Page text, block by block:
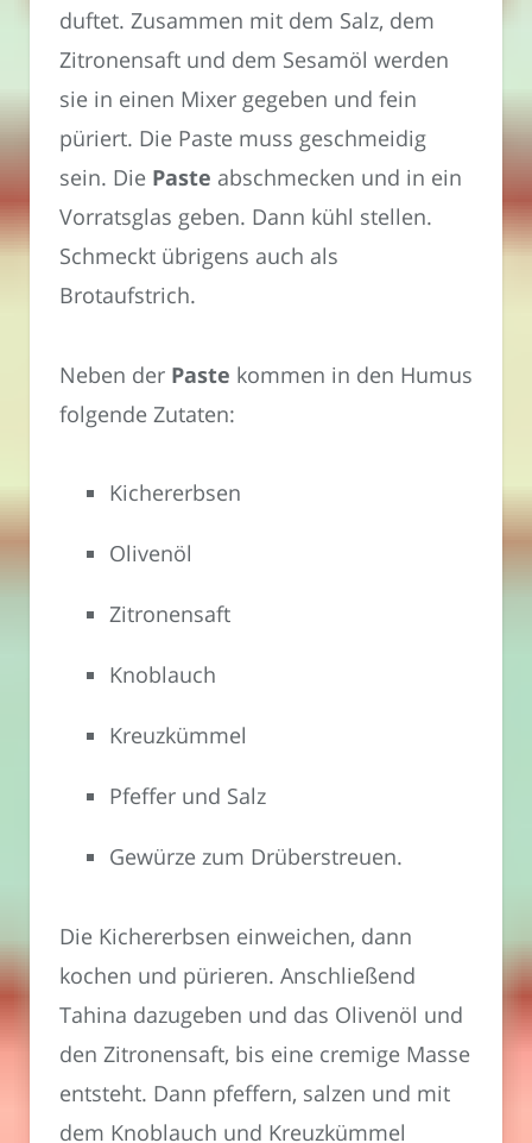
duftet. Zusammen mit dem Salz, dem
Zitronensaft und dem Sesamöl werden
sie in einen Mixer gegeben und fein
püriert. Die Paste muss geschmeidig
sein. Die Paste abschmecken und in ein
Vorratsglas geben. Dann kühl stellen.
Schmeckt übrigens auch als
Brotaufstrich.
Neben der Paste kommen in den Humus
folgende Zutaten:
Kichererbsen
Olivenöl
Zitronensaft
Knoblauch
Kreuzkümmel
Pfeffer und Salz
Gewürze zum Drüberstreuen.
Die Kichererbsen einweichen, dann
kochen und pürieren. Anschließend
Tahina dazugeben und das Olivenöl und
den Zitronensaft, bis eine cremige Masse
entsteht. Dann pfeffern, salzen und mit
dem Knoblauch und Kreuzkümmel